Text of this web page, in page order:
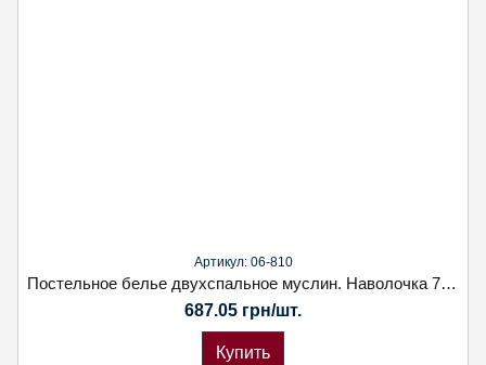
Артикул: 06-810
Постельное белье двухспальное муслин. Наволочка 70х70. Koloco
687.05 грн/шт.
Купить